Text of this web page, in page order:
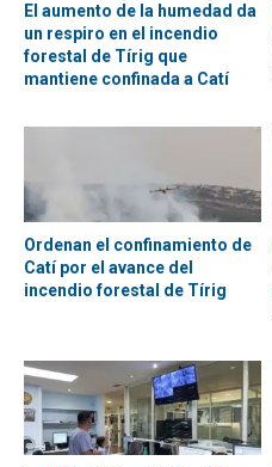
El aumento de la humedad da
un respiro en el incendio
forestal de Tírig que
mantiene confinada a Catí
Ordenan el confinamiento de
Catí por el avance del
incendio forestal de Tírig